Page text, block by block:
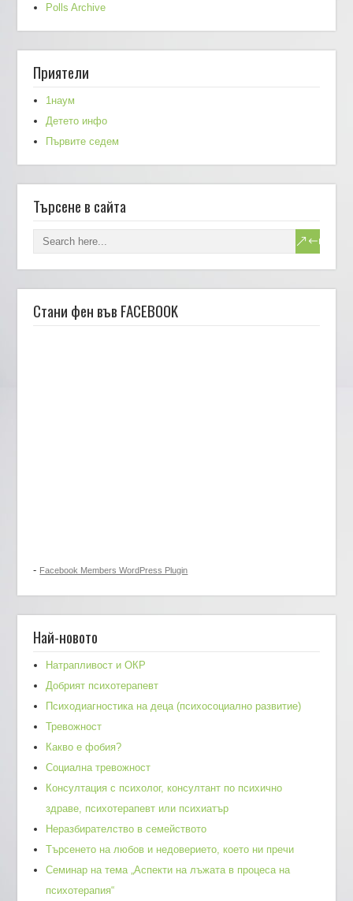
Polls Archive
Приятели
1наум
Детето инфо
Първите седем
Търсене в сайта
Стани фен във FACEBOOK
- Facebook Members WordPress Plugin
Най-новото
Натрапливост и ОКР
Добрият психотерапевт
Психодиагностика на деца (психосоциално развитие)
Тревожност
Какво е фобия?
Социална тревожност
Консултация с психолог, консултант по психично
здраве, психотерапевт или психиатър
Неразбирателство в семейството
Търсенето на любов и недоверието, което ни пречи
Семинар на тема „Аспекти на лъжата в процеса на
психотерапия“